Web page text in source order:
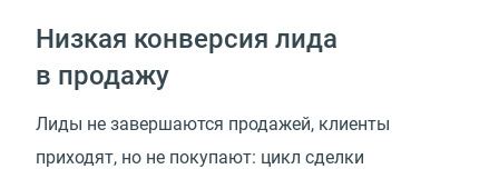
Низкая конверсия лида
в продажу
Лиды не завершаются продажей, клиенты
приходят, но не покупают: цикл сделки